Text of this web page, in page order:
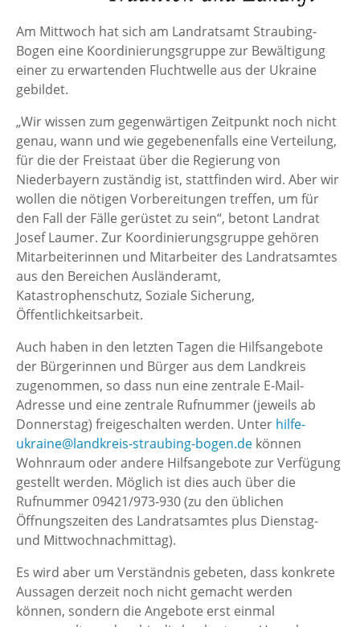
Am Mittwoch hat sich am Landratsamt Straubing-
Bogen eine Koordinierungsgruppe zur Bewältigung
einer zu erwartenden Fluchtwelle aus der Ukraine
gebildet.
„Wir wissen zum gegenwärtigen Zeitpunkt noch nicht
genau, wann und wie gegebenenfalls eine Verteilung,
für die der Freistaat über die Regierung von
Niederbayern zuständig ist, stattfinden wird. Aber wir
wollen die nötigen Vorbereitungen treffen, um für
den Fall der Fälle gerüstet zu sein“, betont Landrat
Josef Laumer. Zur Koordinierungsgruppe gehören
Mitarbeiterinnen und Mitarbeiter des Landratsamtes
aus den Bereichen Ausländeramt,
Katastrophenschutz, Soziale Sicherung,
Öffentlichkeitsarbeit.
Auch haben in den letzten Tagen die Hilfsangebote
der Bürgerinnen und Bürger aus dem Landkreis
zugenommen, so dass nun eine zentrale E-Mail-
Adresse und eine zentrale Rufnummer (jeweils ab
Donnerstag) freigeschalten werden. Unter hilfe-
ukraine@landkreis-straubing-bogen.de können
Wohnraum oder andere Hilfsangebote zur Verfügung
gestellt werden. Möglich ist dies auch über die
Rufnummer 09421/973-930 (zu den üblichen
Öffnungszeiten des Landratsamtes plus Dienstag-
und Mittwochnachmittag).
Es wird aber um Verständnis gebeten, dass konkrete
Aussagen derzeit noch nicht gemacht werden
können, sondern die Angebote erst einmal